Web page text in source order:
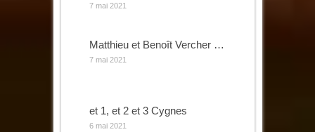
7 mai 2021
Matthieu et Benoît Vercher …
7 mai 2021
et 1, et 2 et 3 Cygnes
6 mai 2021